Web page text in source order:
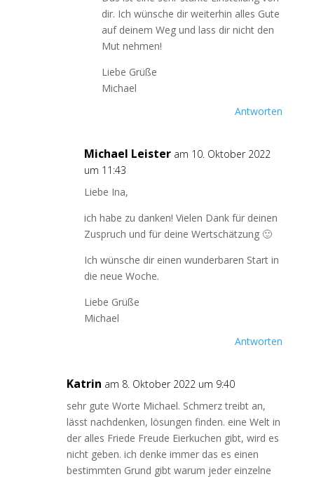
dir. Ich wünsche dir weiterhin alles Gute
auf deinem Weg und lass dir nicht den
Mut nehmen!
Liebe Grüße
Michael
Antworten
Michael Leister am 10. Oktober 2022
um 11:43
Liebe Ina,
ich habe zu danken! Vielen Dank für deinen
Zuspruch und für deine Wertschätzung 🙂
Ich wünsche dir einen wunderbaren Start in
die neue Woche.
Liebe Grüße
Michael
Antworten
Katrin am 8. Oktober 2022 um 9:40
sehr gute Worte Michael. Schmerz treibt an,
lässt nachdenken, lösungen finden. eine Welt in
der alles Friede Freude Eierkuchen gibt, wird es
nicht geben. ich denke immer das es einen
bestimmten Grund gibt warum jeder einzelne